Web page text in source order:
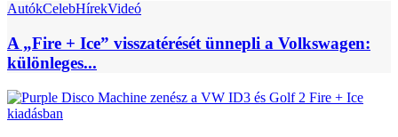
AutókCelebHírekVideó
A „Fire + Ice” visszatérését ünnepli a Volkswagen:
különleges...